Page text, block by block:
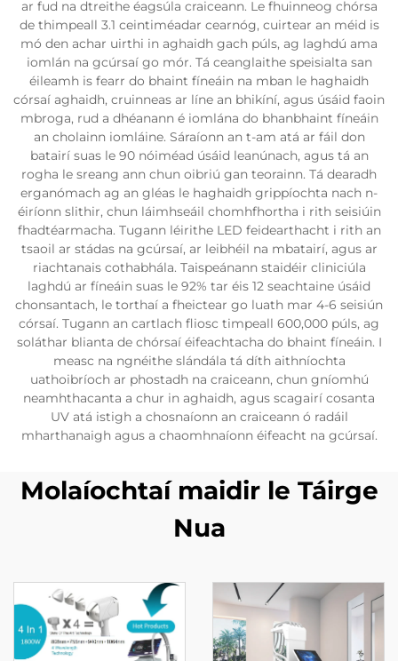
ar fud na dtreithe éagsúla craiceann. Le fhuinneog chórsa
de thimpeall 3.1 ceintiméadar cearnóg, cuirtear an méid is
mó den achar uirthi in aghaidh gach púls, ag laghdú ama
iomlán na gcúrsaí go mór. Tá ceanglaithe speisialta san
éileamh is fearr do bhaint fíneáin na mban le haghaidh
córsaí aghaidh, cruinneas ar líne an bhikíní, agus úsáid faoin
mbroga, rud a dhéanann é iomlána do bhanbhaint fíneáin
an cholainn iomláine. Sáraíonn an t-am atá ar fáil don
batairí suas le 90 nóiméad úsáid leanúnach, agus tá an
rogha le sreang ann chun oibriú gan teorainn. Tá dearadh
erganómach ag an gléas le haghaidh grippíochta nach n-
éiríonn slithir, chun láimhseáil chomhfhortha i rith seisiúin
fhadtéarmacha. Tugann léirithe LED feidearthacht i rith an
tsaoil ar stádas na gcúrsaí, ar leibhéil na mbatairí, agus ar
riachtanais cothabhála. Taispeánann staidéir cliniciúla
laghdú ar fíneáin suas le 92% tar éis 12 seachtaine úsáid
chonsantach, le torthaí a fheictear go luath mar 4-6 seisiún
córsaí. Tugann an cartlach fliosc timpeall 600,000 púls, ag
soláthar blianta de chórsaí éifeachtacha do bhaint fíneáin. I
measc na ngnéithe slándála tá díth aithníochta
uathoibríoch ar phostadh na craiceann, chun gníomhú
neamhthacanta a chur in aghaidh, agus scagairí cosanta
UV atá istigh a chosnaíonn an craiceann ó radáil
mharthanaigh agus a chaomhnaíonn éifeacht na gcúrsaí.
Molaíochtaí maidir le Táirge
Nua